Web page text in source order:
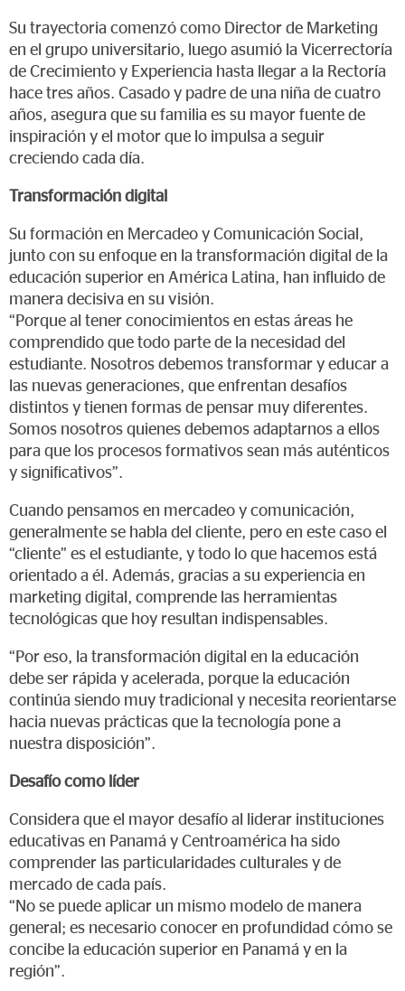
Su trayectoria comenzó como Director de Marketing
en el grupo universitario, luego asumió la Vicerrectoría
de Crecimiento y Experiencia hasta llegar a la Rectoría
hace tres años. Casado y padre de una niña de cuatro
años, asegura que su familia es su mayor fuente de
inspiración y el motor que lo impulsa a seguir
creciendo cada día.
Transformación digital
Su formación en Mercadeo y Comunicación Social,
junto con su enfoque en la transformación digital de la
educación superior en América Latina, han influido de
manera decisiva en su visión.
“Porque al tener conocimientos en estas áreas he
comprendido que todo parte de la necesidad del
estudiante. Nosotros debemos transformar y educar a
las nuevas generaciones, que enfrentan desafíos
distintos y tienen formas de pensar muy diferentes.
Somos nosotros quienes debemos adaptarnos a ellos
para que los procesos formativos sean más auténticos
y significativos”.
Cuando pensamos en mercadeo y comunicación,
generalmente se habla del cliente, pero en este caso el
“cliente” es el estudiante, y todo lo que hacemos está
orientado a él. Además, gracias a su experiencia en
marketing digital, comprende las herramientas
tecnológicas que hoy resultan indispensables.
“Por eso, la transformación digital en la educación
debe ser rápida y acelerada, porque la educación
continúa siendo muy tradicional y necesita reorientarse
hacia nuevas prácticas que la tecnología pone a
nuestra disposición”.
Desafío como líder
Considera que el mayor desafío al liderar instituciones
educativas en Panamá y Centroamérica ha sido
comprender las particularidades culturales y de
mercado de cada país.
“No se puede aplicar un mismo modelo de manera
general; es necesario conocer en profundidad cómo se
concibe la educación superior en Panamá y en la
región”.